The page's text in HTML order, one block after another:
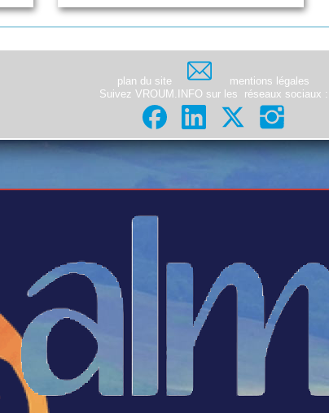
plan du site
mentions légales
Suivez VROUM.INFO sur les
réseaux sociaux :